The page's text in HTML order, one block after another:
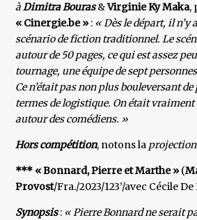
àDimitra Bouras&Virginie Ky Maka,
« Cinergie.be » : « Dès le départ, il n’y
scénario de fiction traditionnel. Le
autour de 50 pages, ce qui est assez
tournage, une équipe de sept
Ce n’était pas non plus bouleversant
termes de logistique. On était
autour des comédiens. »
Hors compétition, notons la projection
*** « Bonnard, Pierre et Marthe » (
Provost/Fra./2023/123’/avec Cécile
Synopsis: « Pierre Bonnard ne serait